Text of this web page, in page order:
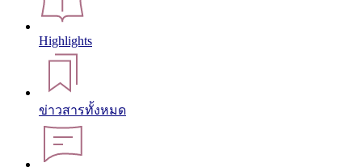
Highlights
ข่าวสารทั้งหมด